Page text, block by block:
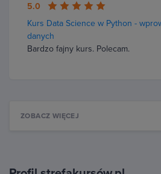
5.0
Kurs Data Science w Python -
danych
Bardzo fajny kurs. Polecam.
ZOBACZ WIĘCEJ